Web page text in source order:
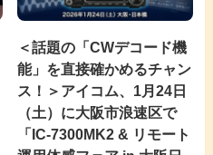
＜話題の「CWデコード機
能」を直接確かめるチャン
ス！＞アイコム、1月24日
（土）に大阪市浪速区で
「IC-7300MK2 & リモート